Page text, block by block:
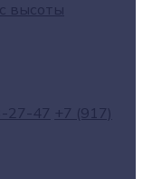
высоты
27-47 +7 (917)